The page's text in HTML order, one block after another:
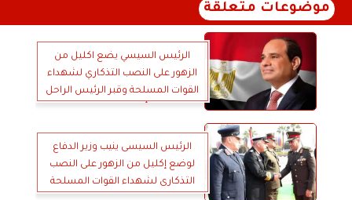
موضوعات متعلقة
الرئيس السيسي يضع اكليل من
الزهور على النصب التذكاري لشهداء
القوات المسلحة وقبر الرئيس الراحل
الرئيس السيسى ينيب وزير الدفاع
لوضع إكليل من الزهور على النصب
التذكارى لشهداء القوات المسلحة